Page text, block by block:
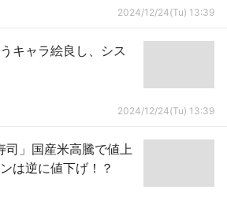
2024/12/24(Tu) 13:39
キャラ絵良し、シス
2024/12/24(Tu) 13:39
司」国産米高騰で値上
は逆に値下げ！？